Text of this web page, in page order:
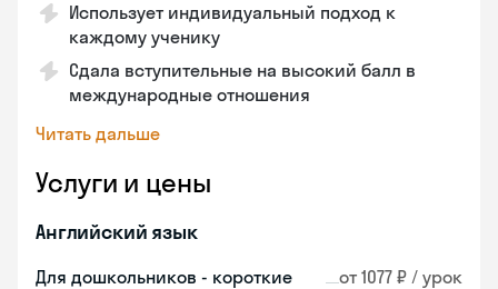
Использует индивидуальный подход к
каждому ученику
Сдала вступительные на высокий балл в
международные отношения
Читать дальше
Услуги и цены
Английский язык
Для дошкольников - короткие
от 1077 ₽ / урок